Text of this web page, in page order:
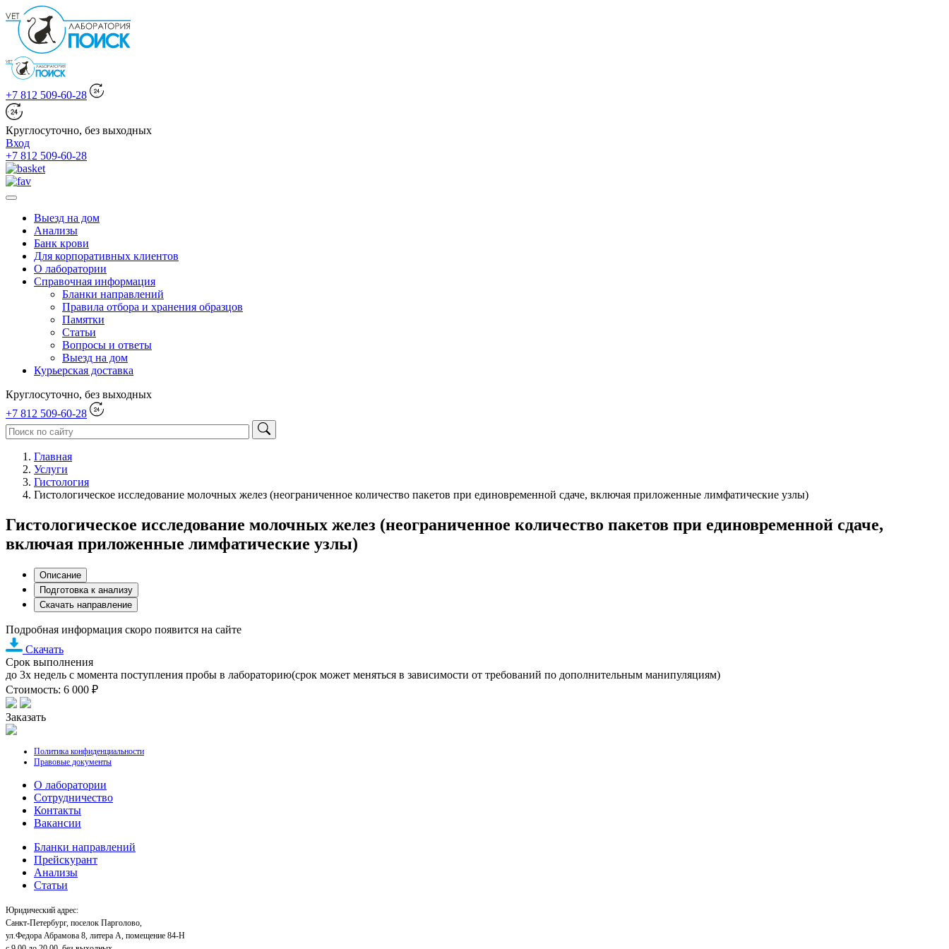
+7 812 509-60-28
Круглосуточно, без выходных
Вход
+7 812 509-60-28
Выезд на дом
Анализы
Банк крови
Для корпоративных клиентов
О лаборатории
Справочная информация
Бланки направлений
Правила отбора и хранения образцов
Памятки
Статьи
Вопросы и ответы
Выезд на дом
Курьерская доставка
Круглосуточно, без выходных
+7 812 509-60-28
Главная
Услуги
Гистология
Гистологическое исследование молочных желез (неограниченное количество пакетов при единовременной сдаче, включая приложенные лимфатические узлы)
Гистологическое исследование молочных желез (неограниченное количество пакетов при единовременной сдаче,
включая приложенные лимфатические узлы)
Описание
Подготовка к анализу
Скачать направление
Подробная информация скоро появится на сайте
Скачать
Срок выполнения
до 3х недель с момента поступления пробы в лабораторию(срок может меняться в зависимости от требований по дополнительным манипуляциям)
Стоимость: 6 000 ₽
Заказать
Политика конфиденциальности
Правовые документы
О лаборатории
Cотрудничество
Контакты
Вакансии
Бланки направлений
Прейскурант
Анализы
Статьи
Юридический адрес:
Санкт-Петербург, поселок Парголово,
ул.Федора Абрамова 8, литера А, помещение 84-Н